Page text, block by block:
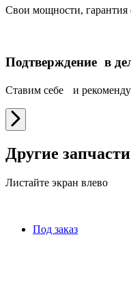
Свои мощности, гарантия
Подтверждение в
Ставим себе и
Другие запчасти
Листайте экран влево
Под заказ